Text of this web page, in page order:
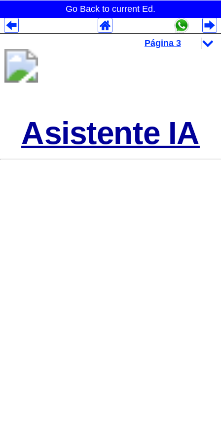
Go Back to current Ed.
Asistente IA
Despliegues Analytics
Despliegues Totales
Despliegues por Rubros